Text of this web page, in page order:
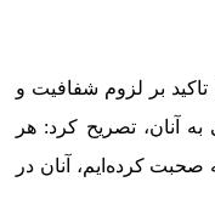
تاکید بر لزوم شفافیت و
آنان، تصریح کرد: هر
کرده‌ایم، آنان در